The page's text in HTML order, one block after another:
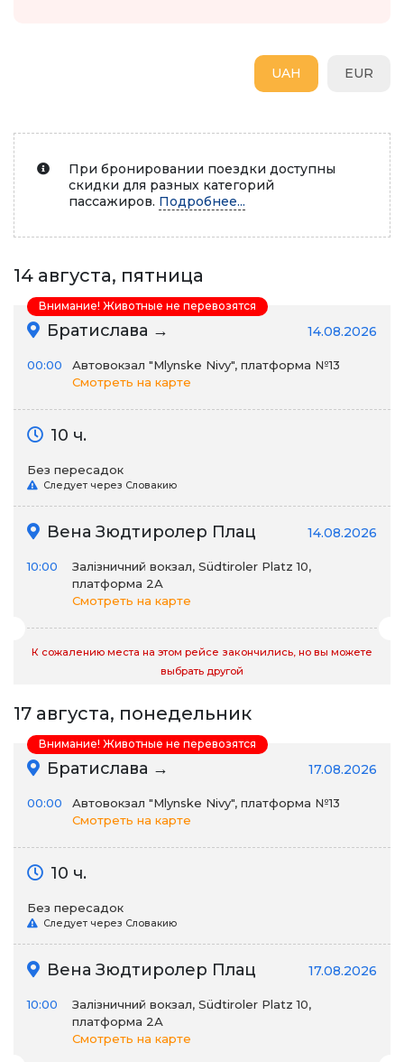
EUR
UAH
При бронировании поездки доступны
скидки для разных категорий
пассажиров. Подробнее...
14 августа, пятница
Братислава → 14.08.2026
00:00
Автовокзал "Mlynske Nivy", платформа №13
Смотреть на карте
10 ч.
Без пересадок
Следует через Словакию
Вена Зюдтиролер Плац 14.08.2026
10:00
Залізничний вокзал, Südtiroler Platz 10,
платформа 2А
Смотреть на карте
К сожалению места на этом рейсе закончились, но вы можете
выбрать другой
Внимание! Животные не перевозятся
17 августа, понедельник
Братислава → 17.08.2026
00:00
Автовокзал "Mlynske Nivy", платформа №13
Смотреть на карте
10 ч.
Без пересадок
Следует через Словакию
Вена Зюдтиролер Плац 17.08.2026
10:00
Залізничний вокзал, Südtiroler Platz 10,
платформа 2А
Смотреть на карте
Внимание! Животные не перевозятся